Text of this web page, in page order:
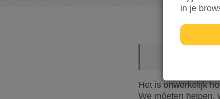
Het is onwerkelijk
We móeten helpen,
in je